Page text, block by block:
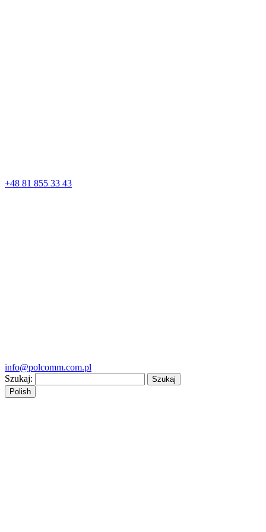
+48 81 855 33 43
info@polcomm.com.pl
Szukaj:
Polish